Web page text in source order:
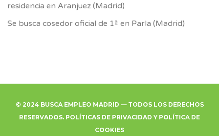
residencia en Aranjuez (Madrid)
Se busca cosedor oficial de 1ª en Parla (Madrid)
© 2024 BUSCA EMPLEO MADRID — TODOS LOS DERECHOS
RESERVADOS. POLÍTICAS DE PRIVACIDAD Y POLÍTICA DE
COOKIES